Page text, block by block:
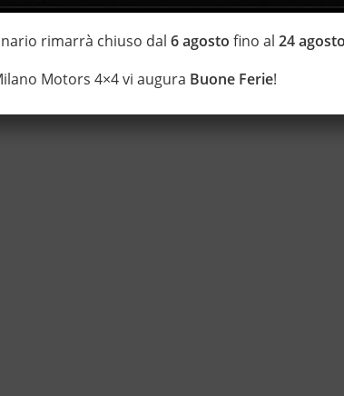
rimarrà chiuso dal6 agosto fino al24
Motors 4×4 vi augura Buone Ferie!